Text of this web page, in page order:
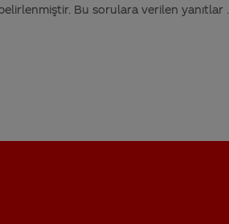
Bu sorulara verilen yanıtlar ...